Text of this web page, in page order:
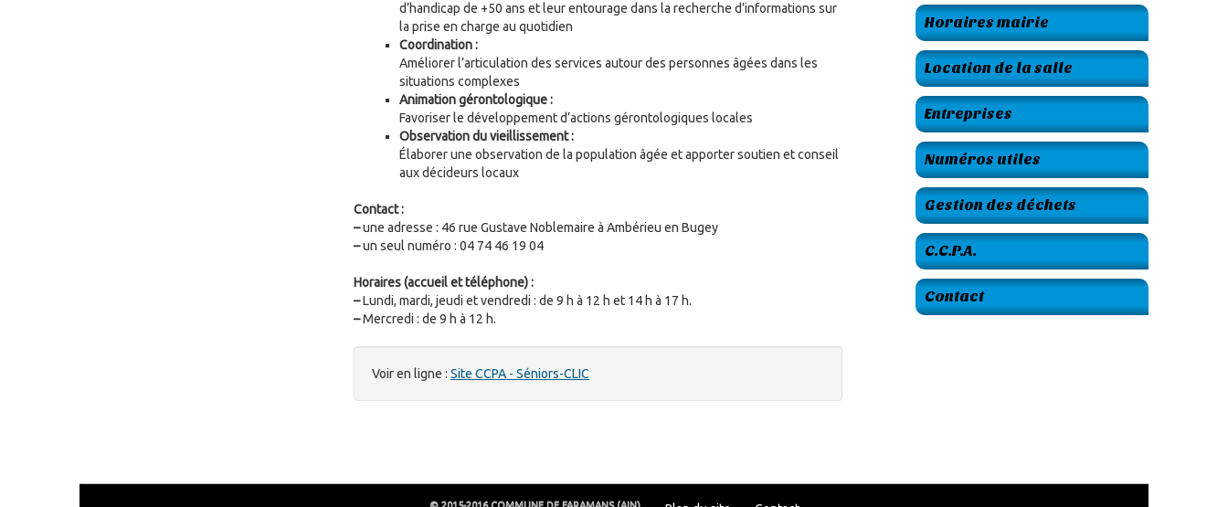
d’handicap de +50 ans et leur entourage dans la recherche d’informations sur
la prise en charge au quotidien
Coordination :
Améliorer l’articulation des services autour des personnes âgées dans les
situations complexes
Animation gérontologique :
Favoriser le développement d’actions gérontologiques locales
Observation du vieillissement :
Élaborer une observation de la population âgée et apporter soutien et conseil
aux décideurs locaux
Contact :
–une adresse : 46 rue Gustave Noblemaire à Ambérieu en Bugey
–un seul numéro : 04 74 46 19 04
Horaires (accueil et téléphone) :
–Lundi, mardi, jeudi et vendredi : de 9 h à 12 h et 14 h à 17 h.
–Mercredi : de 9 h à 12 h.
Voir en ligne : Site CCPA - Séniors-CLIC
Horaires mairie
Location de la salle
Entreprises
Numéros utiles
Gestion des déchets
C.C.P.A.
Contact